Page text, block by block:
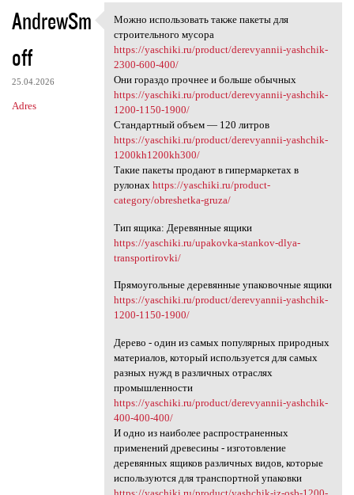
AndrewSm
off
25.04.2026
Adres
Можно использовать также
Можно использовать также пакеты для
строительного мусора
https://yaschiki.ru/product/derevyannii-yashchik-
2300-600-400/
Они гораздо прочнее и больше обычных
https://yaschiki.ru/product/derevyannii-yashchik-
1200-1150-1900/
Стандартный объем — 120 литров
https://yaschiki.ru/product/derevyannii-yashchik-
1200kh1200kh300/
Такие пакеты продают в гипермаркетах в
рулонах https://yaschiki.ru/product-
category/obreshetka-gruza/
Тип ящика: Деревянные ящики
https://yaschiki.ru/upakovka-stankov-dlya-
transportirovki/
Прямоугольные деревянные упаковочные ящики
https://yaschiki.ru/product/derevyannii-yashchik-
1200-1150-1900/
Дерево - один из самых популярных природных
материалов, который используется для самых
разных нужд в различных отраслях
промышленности
https://yaschiki.ru/product/derevyannii-yashchik-
400-400-400/
И одно из наиболее распространенных
применений древесины - изготовление
деревянных ящиков различных видов, которые
используются для транспортной упаковки